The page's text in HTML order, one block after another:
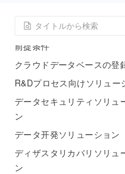
Data Management クイッ
前提条件
クラウドデータベースの登
R&Dプロセス向けソリュー
データセキュリティソリュ
ン
データ开発ソリューション
ディザスタリカバリソリュ
ン